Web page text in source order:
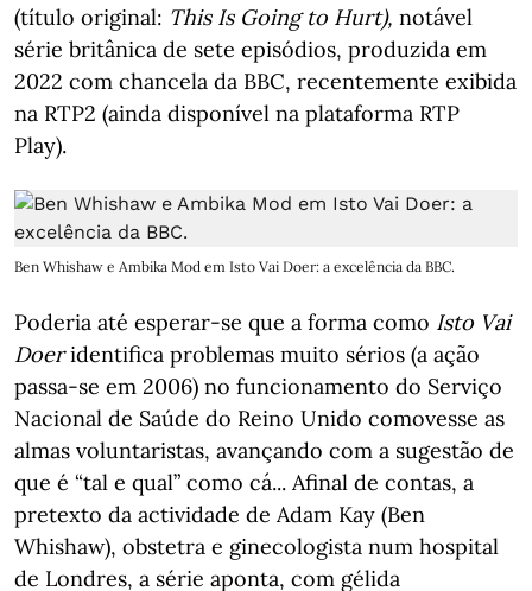
(título original: This Is Going to Hurt), notável
série britânica de sete episódios, produzida em
2022 com chancela da BBC, recentemente exibida
na RTP2 (ainda disponível na plataforma RTP
Play).
Ben Whishaw e Ambika Mod em Isto Vai Doer: a excelência da BBC.
Poderia até esperar-se que a forma como Isto Vai
Doeridentifica problemas muito sérios (a ação
passa-se em 2006) no funcionamento do Serviço
Nacional de Saúde do Reino Unido comovesse as
almas voluntaristas, avançando com a sugestão de
que é “tal e qual” como cá... Afinal de contas, a
pretexto da actividade de Adam Kay (Ben
Whishaw), obstetra e ginecologista num hospital
de Londres, a série aponta, com gélida